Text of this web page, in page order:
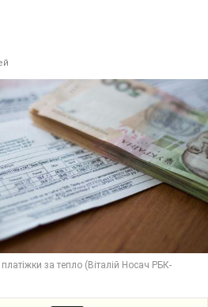
за тепло (Віталій Носач РБК-